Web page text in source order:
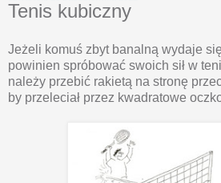
Tenis kubiczny
Jeżeli komuś zbyt banalną wydaje
powinien spróbować swoich sił w
należy przebić rakietą na stronę
by przeleciał przez kwadratowe